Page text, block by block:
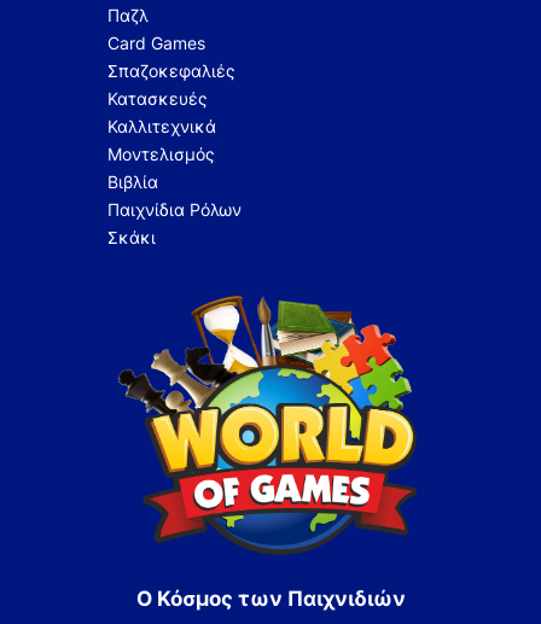
Παζλ
Card Games
Σπαζοκεφαλιές
Κατασκευές
Καλλιτεχνικά
Μοντελισμός
Βιβλία
Παιχνίδια Ρόλων
Σκάκι
Ο Κόσμος των Παιχνιδιών